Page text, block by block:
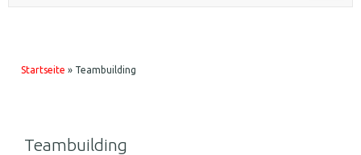
Startseite » Teambuilding
Teambuilding